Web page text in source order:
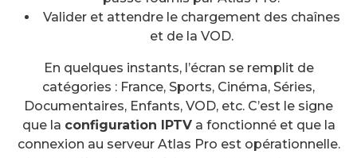
Valider et attendre le chargement des chaînes
et de la VOD.
En quelques instants, l’écran se remplit de
catégories : France, Sports, Cinéma, Séries,
Documentaires, Enfants, VOD, etc. C’est le signe
que la configuration IPTVa fonctionné et que la
connexion au serveur Atlas Pro est opérationnelle.